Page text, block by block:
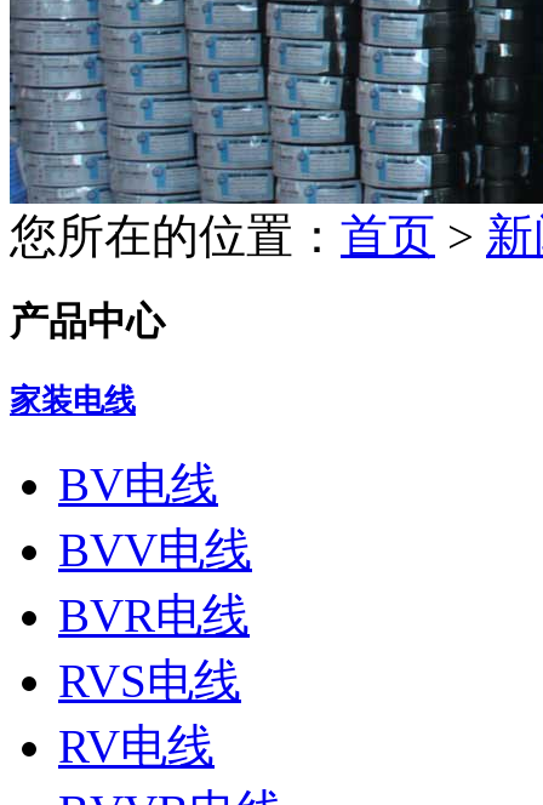
您所在的位置： 首页 >
产品中心
家装电线
BV电线
BVV电线
BVR电线
RVS电线
RV电线